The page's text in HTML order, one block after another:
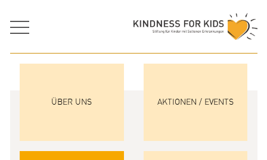
ÜBER UNS AKTIONEN / EVENTS